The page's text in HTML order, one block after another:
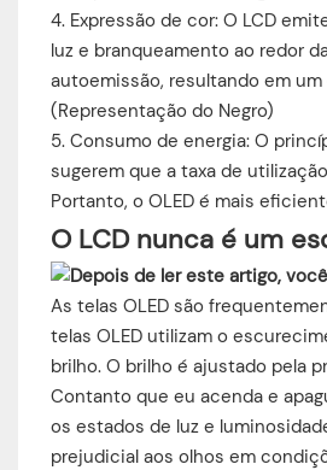
4. Expressão de cor: O LCD
luz e branqueamento ao redor
autoemissão, resultando em
(Representação do Negro)
5. Consumo de energia: O
sugerem que a taxa de
Portanto, o OLED é mais
O LCD nunca é um
As telas OLED são
telas OLED utilizam o
brilho. O brilho é ajustado pela
Contanto que eu acenda e
os estados de luz e
prejudicial aos olhos em